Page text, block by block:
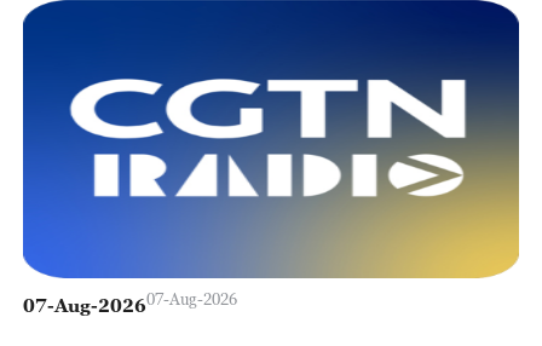
07-Aug-202607-Aug-2026